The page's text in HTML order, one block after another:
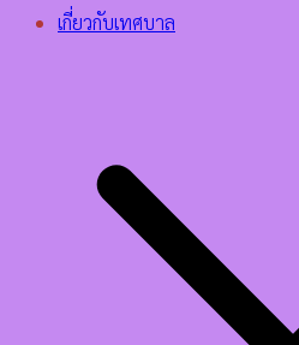
เกี่ยวกับเทศบาล